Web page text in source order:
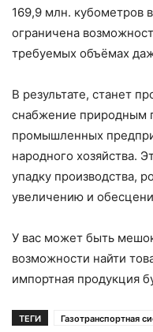
169,9 млн. кубометров
ограничена
требуемых объёмах
В результате, станет
снабжение природным
промышленных
народного хозяйства.
упадку производства,
увеличению и
У вас может быть
возможности найти
импортная продукция
ТЕГИ Газотранспортная